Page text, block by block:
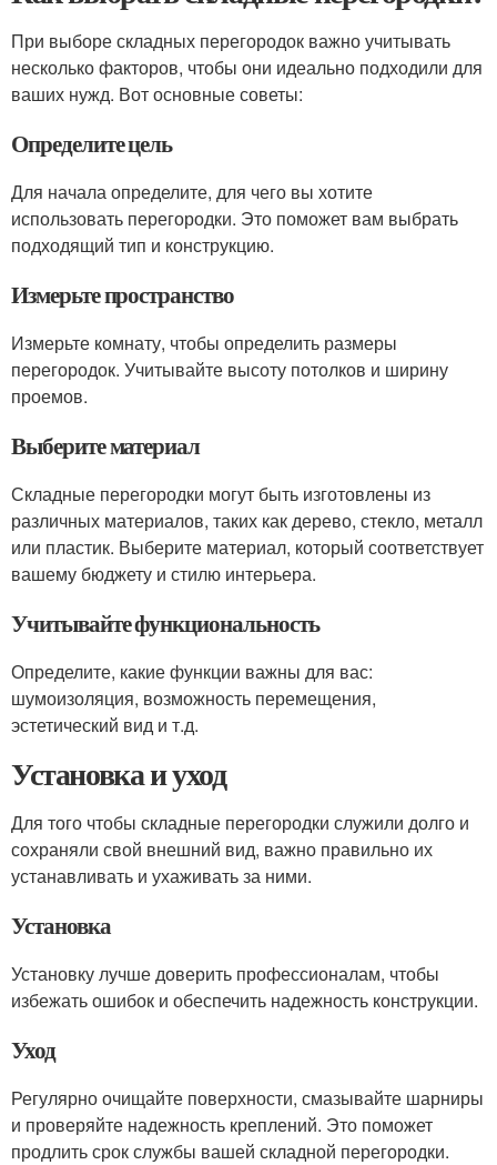
При выборе складных перегородок важно учитывать
несколько факторов, чтобы они идеально подходили для
ваших нужд. Вот основные советы:
Определите цель
Для начала определите, для чего вы хотите
использовать перегородки. Это поможет вам выбрать
подходящий тип и конструкцию.
Измерьте пространство
Измерьте комнату, чтобы определить размеры
перегородок. Учитывайте высоту потолков и ширину
проемов.
Выберите материал
Складные перегородки могут быть изготовлены из
различных материалов, таких как дерево, стекло, металл
или пластик. Выберите материал, который соответствует
вашему бюджету и стилю интерьера.
Учитывайте функциональность
Определите, какие функции важны для вас:
шумоизоляция, возможность перемещения,
эстетический вид и т.д.
Установка и уход
Для того чтобы складные перегородки служили долго и
сохраняли свой внешний вид, важно правильно их
устанавливать и ухаживать за ними.
Установка
Установку лучше доверить профессионалам, чтобы
избежать ошибок и обеспечить надежность конструкции.
Уход
Регулярно очищайте поверхности, смазывайте шарниры
и проверяйте надежность креплений. Это поможет
продлить срок службы вашей складной перегородки.